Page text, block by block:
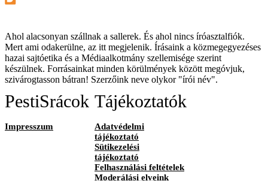
Ahol alacsonyan szállnak a sallerek. És ahol nincs íróasztalfiók.
Mert ami odakerülne, az itt megjelenik. Írásaink a közmegegyezéses
hazai sajtóetika és a Médiaalkotmány szellemisége szerint
készülnek. Forrásainkat minden körülmények között megóvjuk,
szivárogtasson bátran! Szerzőink neve olykor "írói név".
PestiSrácok
Impresszum
Tájékoztatók
Adatvédelmi
tájékoztató
Sütikezelési
tájékoztató
Felhasználási feltételek
Moderálási elveink